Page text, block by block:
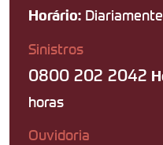
Horário:
Sinistros
0800 202 2042
horas
Ouvidoria